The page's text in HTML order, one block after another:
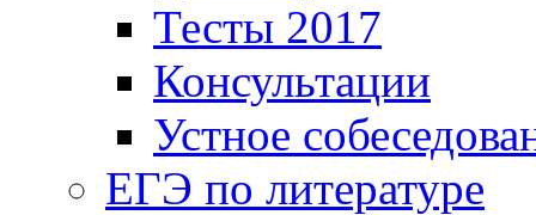
Тесты 2017
Консультации
Устное
ЕГЭ по литературе